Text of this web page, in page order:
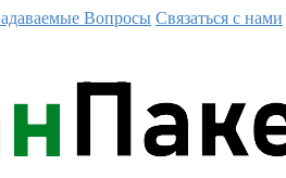
Вопросы Связаться с нами